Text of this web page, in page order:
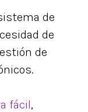
de
de
de
fácil,